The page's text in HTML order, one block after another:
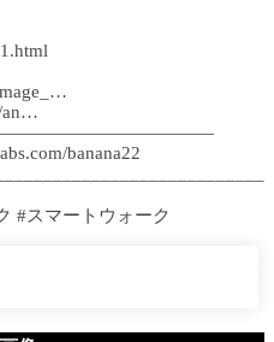
an…
banana22
#スマートウォーク